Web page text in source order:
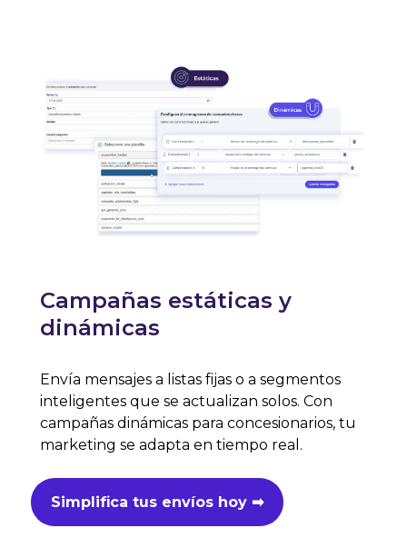
Campañas estáticas y
dinámicas
Envía mensajes a listas fijas o a segmentos
inteligentes que se actualizan solos. Con
campañas dinámicas para concesionarios, tu
marketing se adapta en tiempo real.
Simplifica tus envíos hoy ➡